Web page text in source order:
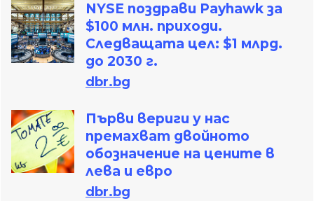
NYSE поздрави Payhawk за
$100 млн. приходи.
Следващата цел: $1 млрд.
до 2030 г.
dbr.bg
Първи вериги у нас
премахват двойното
обозначение на цените в
лева и евро
dbr.bg